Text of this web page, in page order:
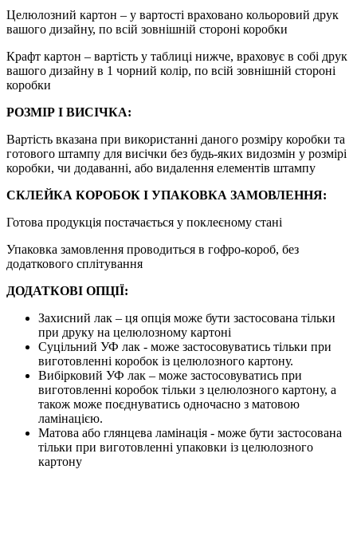
Целюлозний картон – у вартості враховано кольоровий друк
вашого дизайну, по всій зовнішній стороні коробки
Крафт картон – вартість у таблиці нижче, враховує в собі друк
вашого дизайну в 1 чорний колір, по всій зовнішній стороні
коробки
РОЗМІР І ВИСІЧКА:
Вартість вказана при використанні даного розміру коробки та
готового штампу для висічки без будь-яких видозмін у розмірі
коробки, чи додаванні, або видалення елементів штампу
СКЛЕЙКА КОРОБОК І УПАКОВКА ЗАМОВЛЕННЯ:
Готова продукція постачається у поклеєному стані
Упаковка замовлення проводиться в гофро-короб, без
додаткового сплітування
ДОДАТКОВІ ОПЦІЇ:
Захисний лак – ця опція може бути застосована тільки
при друку на целюлозному картоні
Суцільний УФ лак - може застосовуватись тільки при
виготовленні коробок із целюлозного картону.
Вибірковий УФ лак – може застосовуватись при
виготовленні коробок тільки з целюлозного картону, а
також може поєднуватись одночасно з матовою
ламінацією.
Матова або глянцева ламінація - може бути застосована
тільки при виготовленні упаковки із целюлозного
картону